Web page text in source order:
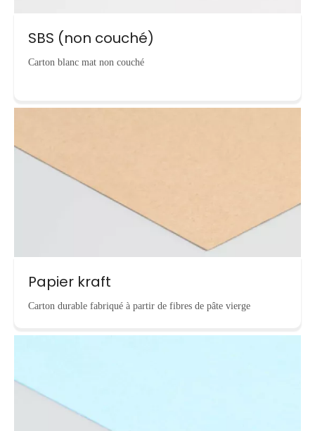
SBS (non couché)
Carton blanc mat non couché
Papier kraft
Carton durable fabriqué à partir de fibres de pâte vierge